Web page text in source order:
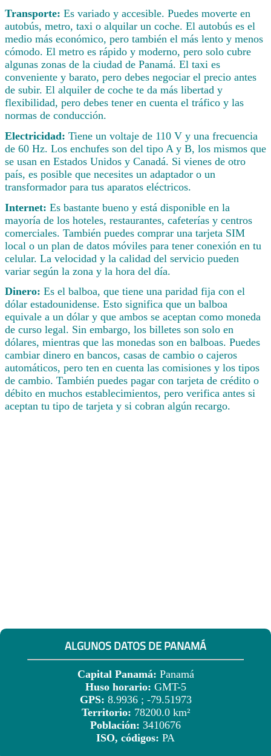
Transporte: Es variado y accesible. Puedes moverte en
autobús, metro, taxi o alquilar un coche. El autobús es el
medio más económico, pero también el más lento y menos
cómodo. El metro es rápido y moderno, pero solo cubre
algunas zonas de la ciudad de Panamá. El taxi es
conveniente y barato, pero debes negociar el precio antes
de subir. El alquiler de coche te da más libertad y
flexibilidad, pero debes tener en cuenta el tráfico y las
normas de conducción.
Electricidad: Tiene un voltaje de 110 V y una frecuencia
de 60 Hz. Los enchufes son del tipo A y B, los mismos que
se usan en Estados Unidos y Canadá. Si vienes de otro
país, es posible que necesites un adaptador o un
transformador para tus aparatos eléctricos.
Internet: Es bastante bueno y está disponible en la
mayoría de los hoteles, restaurantes, cafeterías y centros
comerciales. También puedes comprar una tarjeta SIM
local o un plan de datos móviles para tener conexión en tu
celular. La velocidad y la calidad del servicio pueden
variar según la zona y la hora del día.
Dinero: Es el balboa, que tiene una paridad fija con el
dólar estadounidense. Esto significa que un balboa
equivale a un dólar y que ambos se aceptan como moneda
de curso legal. Sin embargo, los billetes son solo en
dólares, mientras que las monedas son en balboas. Puedes
cambiar dinero en bancos, casas de cambio o cajeros
automáticos, pero ten en cuenta las comisiones y los tipos
de cambio. También puedes pagar con tarjeta de crédito o
débito en muchos establecimientos, pero verifica antes si
aceptan tu tipo de tarjeta y si cobran algún recargo.
ALGUNOS DATOS DE PANAMÁ
Capital Panamá: Panamá
Huso horario: GMT-5
GPS: 8.9936 ; -79.51973
Territorio: 78200.0 km²
Población: 3410676
ISO, códigos: PA